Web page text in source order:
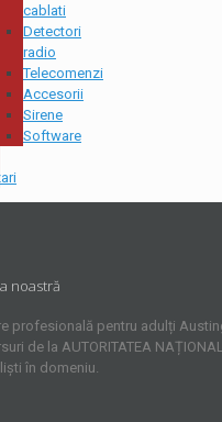
cablati
Detectori
radio
Telecomenzi
Accesorii
Sirene
Software
noastră
profesională pentru adulți
de la AUTORITATEA
în domeniu.